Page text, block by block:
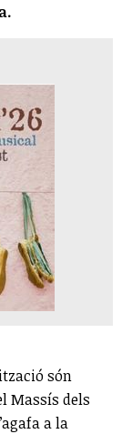
són
Massís dels
a la